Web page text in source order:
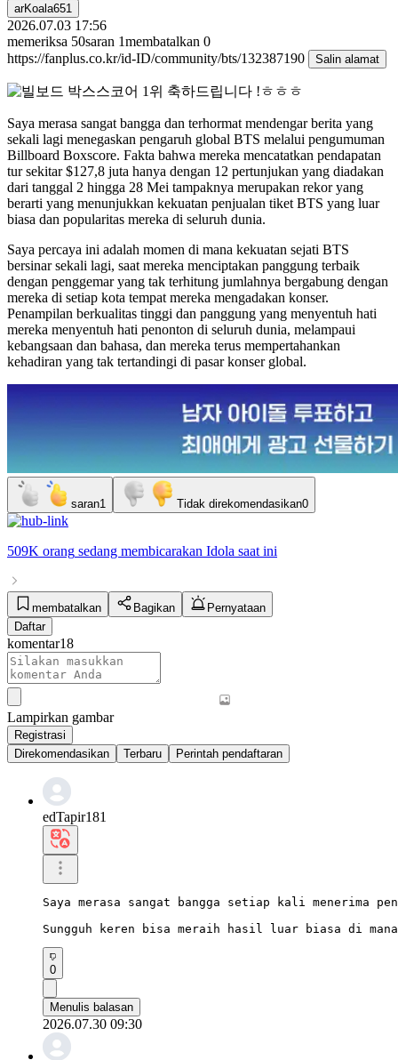
arKoala651
2026.07.03 17:56
memeriksa 50saran 1membatalkan 0
https://fanplus.co.kr/id-ID/community/bts/132387190
Salin alamat
Saya merasa sangat bangga dan terhormat mendengar berita yang
sekali lagi menegaskan pengaruh global BTS melalui pengumuman
Billboard Boxscore. Fakta bahwa mereka mencatatkan pendapatan
tur sekitar $127,8 juta hanya dengan 12 pertunjukan yang diadakan
dari tanggal 2 hingga 28 Mei tampaknya merupakan rekor yang
berarti yang menunjukkan kekuatan penjualan tiket BTS yang luar
biasa dan popularitas mereka di seluruh dunia.
Saya percaya ini adalah momen di mana kekuatan sejati BTS
bersinar sekali lagi, saat mereka menciptakan panggung terbaik
dengan penggemar yang tak terhitung jumlahnya bergabung dengan
mereka di setiap kota tempat mereka mengadakan konser.
Penampilan berkualitas tinggi dan panggung yang menyentuh hati
mereka menyentuh hati penonton di seluruh dunia, melampaui
kebangsaan dan bahasa, dan mereka terus mempertahankan
kehadiran yang tak tertandingi di pasar konser global.
saran1 Tidak direkomendasikan0
509K orang sedang membicarakan Idola saat ini
membatalkan Bagikan
Pernyataan
Daftar
komentar18
Lampirkan gambar
Registrasi
Direkomendasikan
Terbaru Perintah pendaftaran
edTapir181
Saya merasa sangat bangga setiap kali menerima
Sungguh keren bisa meraih hasil luar biasa di
0
Menulis balasan
2026.07.30 09:30